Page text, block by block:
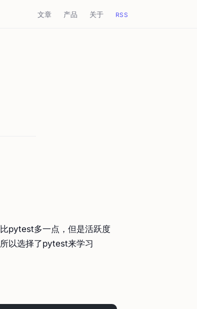
文章 产品 关于 RSS
pytest多一点，但是活跃度
以选择了pytest来学习